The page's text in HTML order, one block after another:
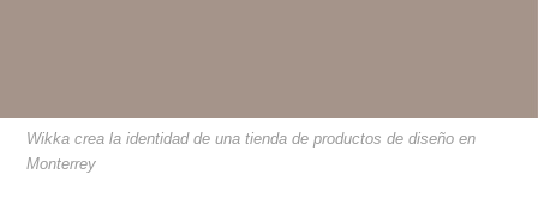
Wikka crea la identidad de una tienda de productos de diseño en
Monterrey